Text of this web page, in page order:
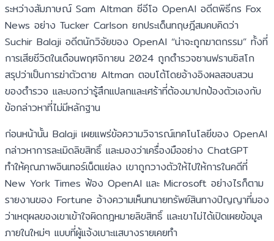
ระหว่างสัมภาษณ์ Sam Altman ซีอีโอ OpenAI อดีตพิธีกร Fox
News อย่าง Tucker Carlson ยกประเด็นทฤษฎีสมคบคิดว่า
Suchir Balaji อดีตนักวิจัยของ OpenAI “น่าจะถูกฆาตกรรม” ทั้งที่
การเสียชีวิตในเดือนพฤศจิกายน 2024 ถูกตำรวจซานฟรานซิสโก
สรุปว่าเป็นการฆ่าตัวตาย Altman ตอบโต้โดยอ้างอิงผลสอบสวน
ของตำรวจ และบอกว่ารู้สึกแปลกและเศร้าที่ต้องมาปกป้องตัวเองกับ
ข้อกล่าวหาที่ไม่มีหลักฐาน
ก่อนหน้านั้น Balaji เผยแพร่ข้อความวิจารณ์เทคโนโลยีของ OpenAI
กล่าวหาการละเมิดลิขสิทธิ์ และมองว่าเครื่องมืออย่าง ChatGPT
ทำให้คุณภาพอินเทอร์เน็ตแย่ลง เขาถูกวางตัวให้ไปให้การในคดีที่
New York Times ฟ้อง OpenAI และ Microsoft อย่างไรก็ตาม
รายงานของ Fortune อ้างความเห็นทนายทรัพย์สินทางปัญญาที่มอง
ว่าเหตุผลของเขาเข้าใจผิดกฎหมายลิขสิทธิ์ และเขาไม่ได้เปิดเผยข้อมูล
ภายในใหม่ๆ แบบที่ผู้แจ้งเบาะแสบางรายเคยทำ